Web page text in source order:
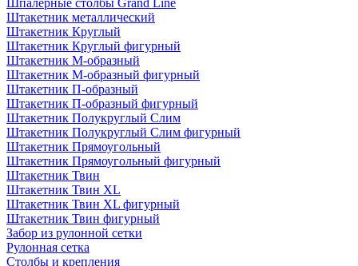
Шпалерные столбы Grand Line
Штакетник металлический
Штакетник Круглый
Штакетник Круглый фигурный
Штакетник М-образный
Штакетник М-образный фигурный
Штакетник П-образный
Штакетник П-образный фигурный
Штакетник Полукруглый Слим
Штакетник Полукруглый Слим фигурный
Штакетник Прямоугольный
Штакетник Прямоугольный фигурный
Штакетник Твин
Штакетник Твин XL
Штакетник Твин XL фигурный
Штакетник Твин фигурный
Забор из рулонной сетки
Рулонная сетка
Столбы и крепления